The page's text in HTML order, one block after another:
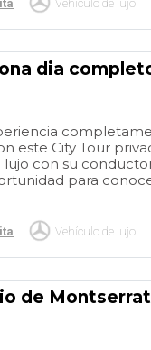
advance!
dia
este City Tour
con su
para
Vehículo de lujo
de